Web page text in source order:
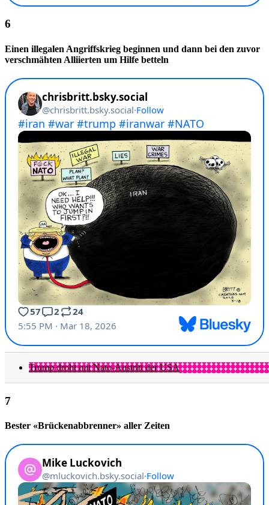
Einen illegalen Angriffskrieg beginnen und dann bei den zuvor
verschmähten Alliierten um Hilfe betteln
Trump droht mit Nato-Austritt der USA
Bester «Brückenabbrenner» aller Zeiten